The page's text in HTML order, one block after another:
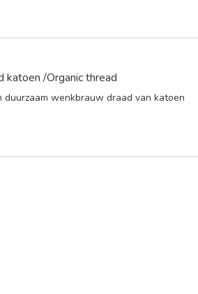
katoen /Organic thread
duurzaam wenkbrauw draad van katoen